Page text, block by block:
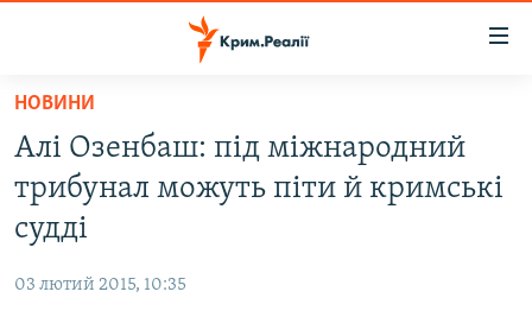
Перейти
основного
матеріалу
Перейти
до
основної
ВОДА.КРИМ
ВІДЕО ТА ФОТО
БЛОГИ
НОВИНИ
Алі Озенбаш: під міжнародний
трибунал можуть піти й кримські
судді
03 лютий 2015, 10:35